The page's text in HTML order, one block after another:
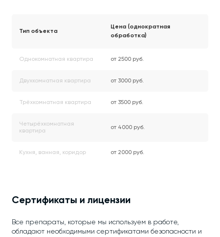
Тип объекта
Цена (однократная
обработка)
Однокомнатная квартира от 2500 руб.
Двухкомнатная квартира от 3000 руб.
Трёхкомнатная квартира от 3500 руб.
Четырёхкомнатная
квартира
от 4000 руб.
Кухня, ванная, коридор от 2000 руб.
Сертификаты и лицензии
Все препараты, которые мы используем в работе,
обладают необходимыми сертификатами безопасности и